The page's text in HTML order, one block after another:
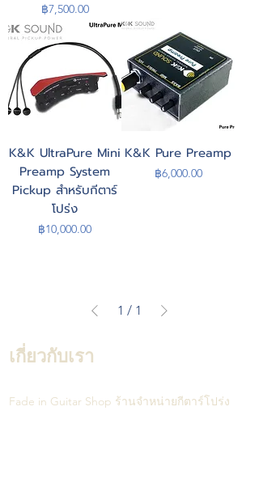
Price
฿7,500.00
K&K UltraPure Mini
Preamp System
Pickup สำหรับกีตาร์
โปร่ง
Price
฿10,000.00
K&K Pure Preamp
Price
฿6,000.00
1 / 1
เกี่ยวกับเรา
Fade in Guitar Shop ร้านจำหน่ายกีตาร์โปร่ง